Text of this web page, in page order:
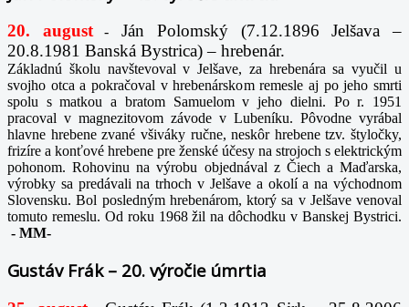
20. august-
Ján Polomský (7.12.1896 Jelšava –
20.8.1981 Banská Bystrica) – hrebenár.
Základnú školu navštevoval v Jelšave, za hrebenára sa vyučil u
svojho otca a pokračoval v hrebenárskom remesle aj po jeho smrti
spolu s matkou a bratom Samuelom v jeho dielni. Po r. 1951
pracoval v magnezitovom závode v Lubeníku. Pôvodne vyrábal
hlavne hrebene zvané všiváky ručne, neskôr hrebene tzv. štyločky,
frizíre a konťové hrebene pre ženské účesy na strojoch s elektrickým
pohonom. Rohovinu na výrobu objednával z Čiech a Maďarska,
výrobky sa predávali na trhoch v Jelšave a okolí a na východnom
Slovensku. Bol posledným hrebenárom, ktorý sa v Jelšave venoval
tomuto remeslu. Od roku 1968 žil na dôchodku v Banskej Bystrici.
- MM-
Gustáv Frák – 20. výročie úmrtia